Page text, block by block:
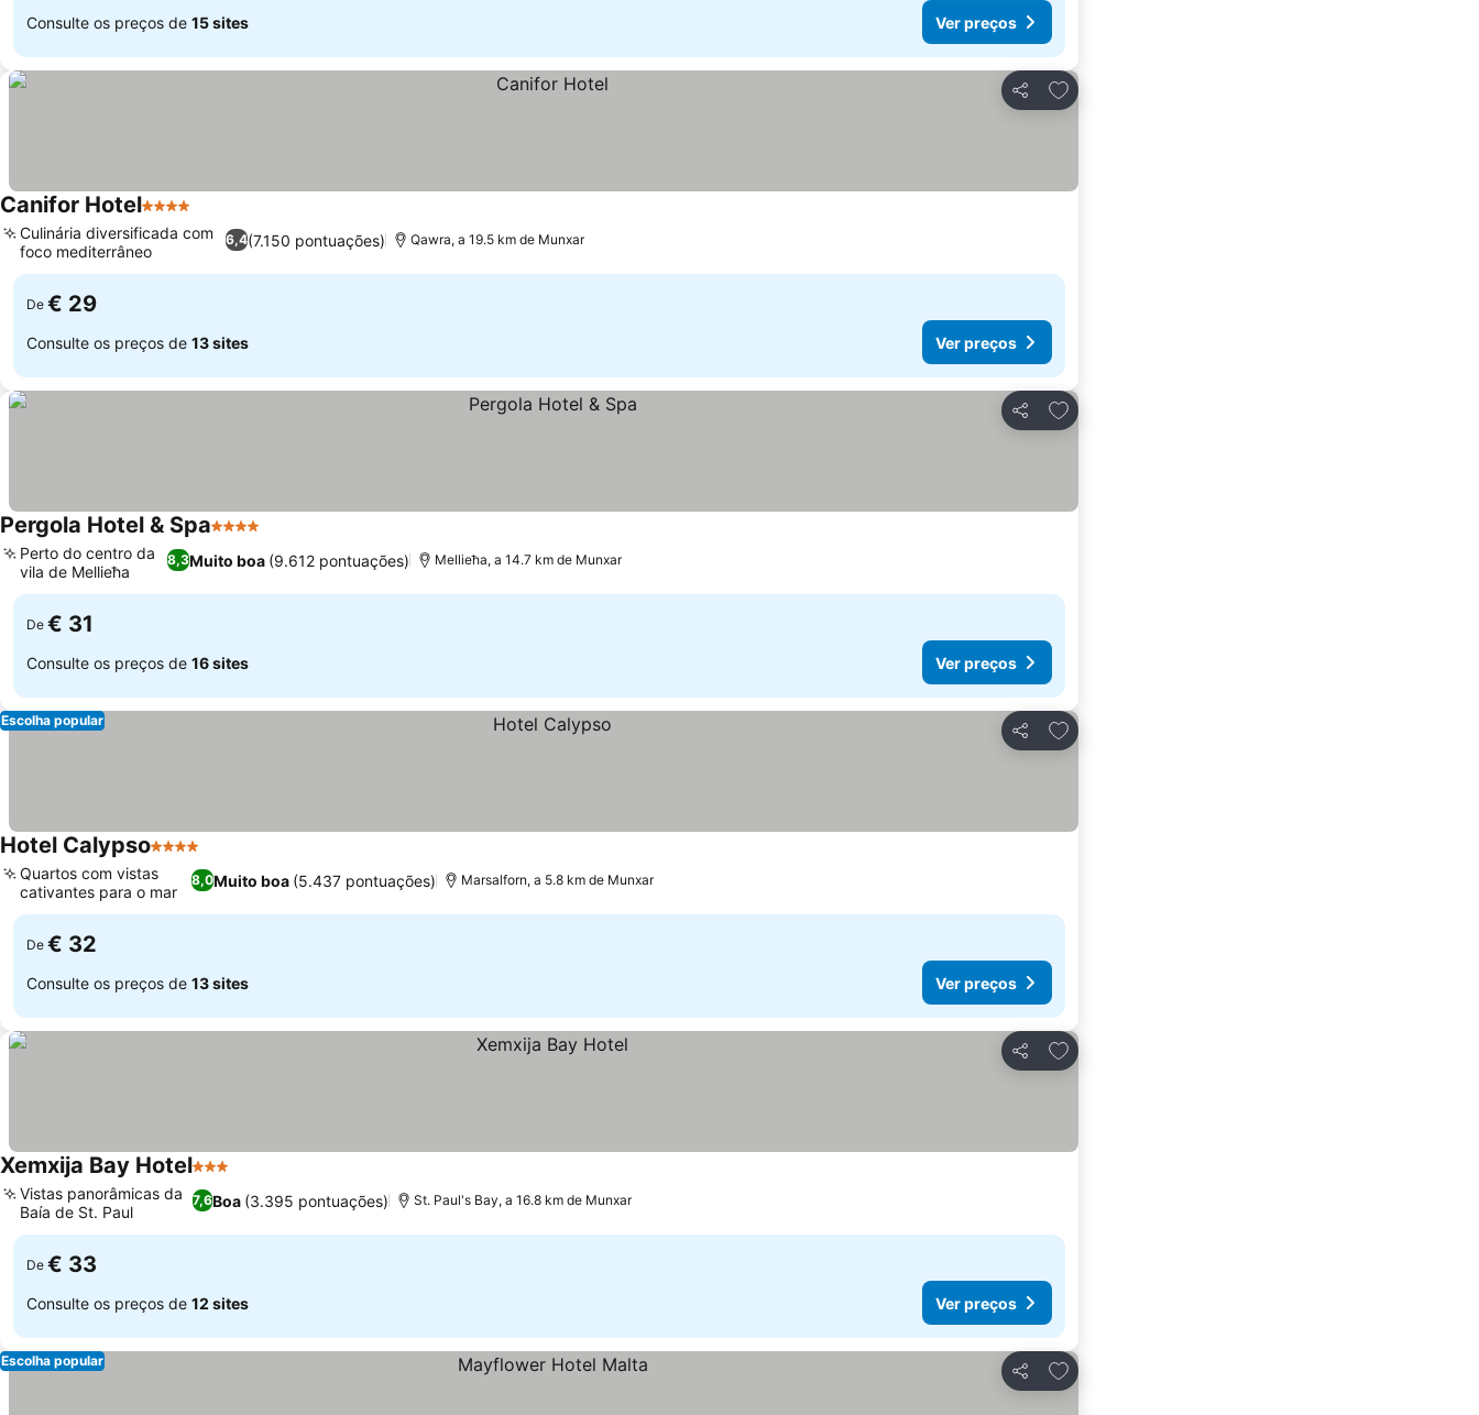
Consulte os preços de 15 sites Ver preços
Partilhar
Adicionar aos favoritos
Canifor Hotel4 Estrelas
6,4(7.150 pontuações)
Culinária diversificada com
foco mediterrâneo
Qawra, a 19.5 km de Munxar
De € 29
Consulte os preços de 13 sites Ver preços
Partilhar
Adicionar aos favoritos
Pergola Hotel & Spa4 Estrelas
8,3Muito boa (9.612 pontuações)
Perto do centro da
vila de Mellieħa
Mellieħa, a 14.7 km de Munxar
De € 31
Consulte os preços de 16 sites Ver preços
Partilhar
Adicionar aos favoritos
Escolha popular
Hotel Calypso4 Estrelas
8,0Muito boa (5.437 pontuações)
Quartos com vistas
cativantes para o mar
Marsalforn, a 5.8 km de Munxar
De € 32
Consulte os preços de 13 sites Ver preços
Partilhar
Adicionar aos favoritos
Xemxija Bay Hotel3 Estrelas
7,6Boa (3.395 pontuações)
Vistas panorâmicas da
Baía de St. Paul
St. Paul's Bay, a 16.8 km de Munxar
De € 33
Consulte os preços de 12 sites Ver preços
Partilhar
Adicionar aos favoritos
Escolha popular